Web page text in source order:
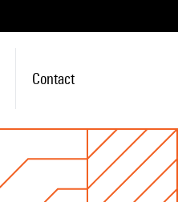
Contact